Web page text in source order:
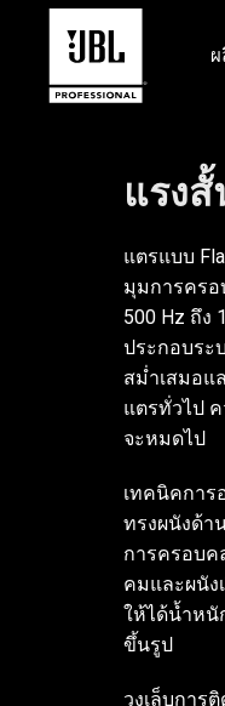
ร
ร
แรง
แตรแบบ
มุมการครอ
500 Hz ถึง
ประกอบระ
สม่ำเสมอแ
แตรทั่วไป
จะหมดไป
เทคนิคการ
ทรงผนังด้า
การครอบค
คมและผนัง
ให้ได้น้ำหนั
ขึ้นรูป
วงเล็บการ